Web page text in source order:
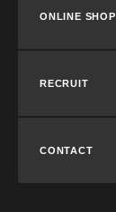
ONLINE SHOP
RECRUIT
CONTACT